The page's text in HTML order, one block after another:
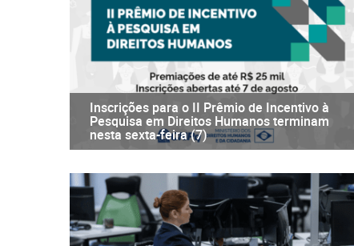
Inscrições para o II Prêmio de Incentivo à
Pesquisa em Direitos Humanos terminam
nesta sexta-feira (7)